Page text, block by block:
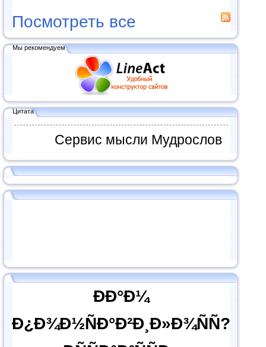
Посмотреть все
Мы рекомендуем
Цитата
Сервис мысли Мудрослов
ÐÐ°Ð¼
Ð¿Ð¾Ð½ÑÐ°Ð²Ð¸Ð»Ð¾ÑÑ?